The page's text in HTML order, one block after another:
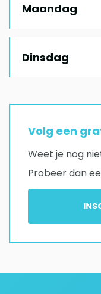
Maandag
Dinsdag
Volg een
Weet je nog
Probeer dan